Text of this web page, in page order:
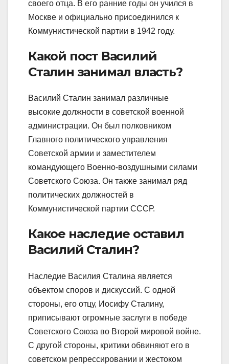
своего отца. В его ранние годы он учился в
Москве и официально присоединился к
Коммунистической партии в 1942 году.
Какой пост Василий
Сталин занимал власть?
Василий Сталин занимал различные
высокие должности в советской военной
администрации. Он был полковником
Главного политического управления
Советской армии и заместителем
командующего Военно-воздушными силами
Советского Союза. Он также занимал ряд
политических должностей в
Коммунистической партии СССР.
Какое наследие оставил
Василий Сталин?
Наследие Василия Сталина является
объектом споров и дискуссий. С одной
стороны, его отцу, Иосифу Сталину,
приписывают огромные заслуги в победе
Советского Союза во Второй мировой войне.
С другой стороны, критики обвиняют его в
советском репрессировании и жестоком